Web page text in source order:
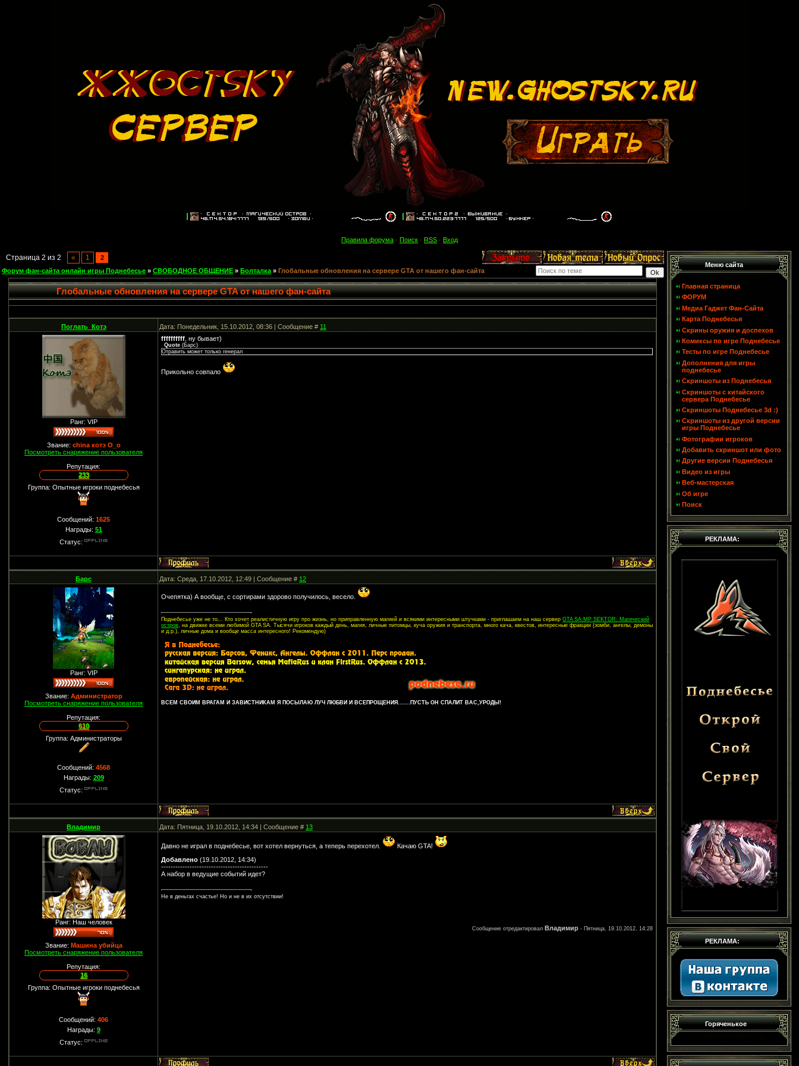
Правила форума · Поиск · RSS · Вход
Страница 2 из 2 « 1
2
Форум фан-сайта онлайн игры Поднебесье » СВОБОДНОЕ ОБЩЕНИЕ » Болталка » Глобальные обновления на сервере GTA от нашего фан-сайта
Глобальные обновления на сервере GTA от нашего фан-сайта
Поглать_Котэ Дата: Понедельник, 15.10.2012, 08:36 | Сообщение #11
Ранг: VIP
Звание: china котэ О_о
Посмотреть снаряжение пользователя
Репутация:
233
Группа: Опытные игроки поднебесья
Сообщений:1625
Награды: 51
Статус:
ffffffffff , ну бывает)
Quote (Барс)
Отравить может только генерал
Прикольно совпало
Барс Дата: Среда, 17.10.2012, 12:49 | Сообщение #12
Ранг: VIP
Звание: Администратор
Посмотреть снаряжение пользователя
Репутация:
610
Группа: Администраторы
Сообщений:4568
Награды: 209
Статус:
Очепятка) А вообще, с сортирами здорово получилось, весело.
Поднебесье уже не то... Кто хочет реалистичную игру про жизнь, но приправленную магией и всякими интересными штучками - приглашаем на наш серверGTA SA:MP SEKTOR: Магический
остров, на движке всеми любимой GTA SA. Тысячи игроков каждый день, магия, личные питомцы, куча оружия и транспорта, много кача, квестов, интересные фракции (зомби, ангелы, демоны
и д.р.), личные дома и вообще масса интересного! Рекомендую)
ВСЕМ СВОИМ ВРАГАМ И ЗАВИСТНИКАМ Я ПОСЫЛАЮ ЛУЧ ЛЮБВИ И ВСЕПРОЩЕНИЯ.......ПУСТЬ ОН СПАЛИТ ВАС,УРОДЫ!
Владимир Дата: Пятница, 19.10.2012, 14:34 | Сообщение #13
Ранг: Наш человек
Звание: Машина убийца
Посмотреть снаряжение пользователя
Репутация:
16
Группа: Опытные игроки поднебесья
Сообщений:406
Награды: 9
Статус:
Давно не играл в поднебесье, вот хотел вернуться, а теперь перехотел.
Качаю GTA!
Добавлено (19.10.2012, 14:34)
---------------------------------------------
А набор в ведущие событий идет?
Не в деньгах счастье! Но и не в их отсутствии!
Сообщение отредактировал Владимир - Пятница, 19.10.2012, 14:28
Меню сайта
Главная страница
ФОРУМ
Медиа Гаджет Фан-Сайта
Карта Поднебесья
Скрины оружия и доспехов
Комиксы по игре Поднебесье
Тесты по игре Поднебесье
Дополнения для игры
поднебесье
Скриншоты из Поднебесья
Скриншоты с китайского
сервера Поднебесье
Скриншоты Поднебесье 3d :)
Скриншоты из другой версии
игры Поднебесье
Фотографии игроков
Добавить скриншот или фото
Другие версии Поднебесья
Видео из игры
Веб-мастерская
Об игре
Поиск
РЕКЛАМА:
РЕКЛАМА:
Горяченькое